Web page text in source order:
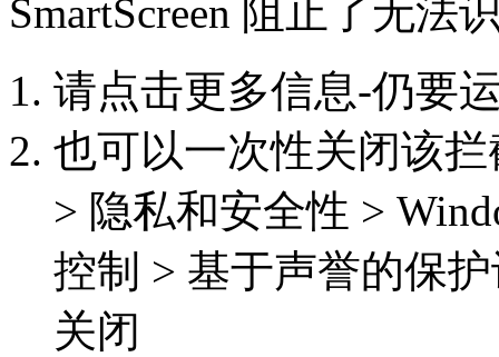
SmartScreen 阻止了无法
请点击更多信息-仍要
也可以一次性关闭该
> 隐私和安全性 >
控制 > 基于声誉的保
关闭